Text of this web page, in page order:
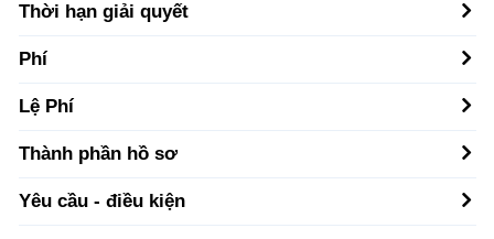
Thời hạn giải quyết
Phí
Lệ Phí
Thành phần hồ sơ
Yêu cầu - điều kiện